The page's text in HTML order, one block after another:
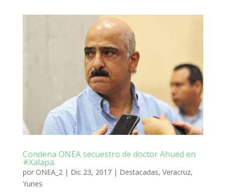
Condena ONEA secuestro de doctor Ahued en
#Xalapa.
por ONEA_2| Dic 23, 2017| Destacadas, Veracruz,
Yunes